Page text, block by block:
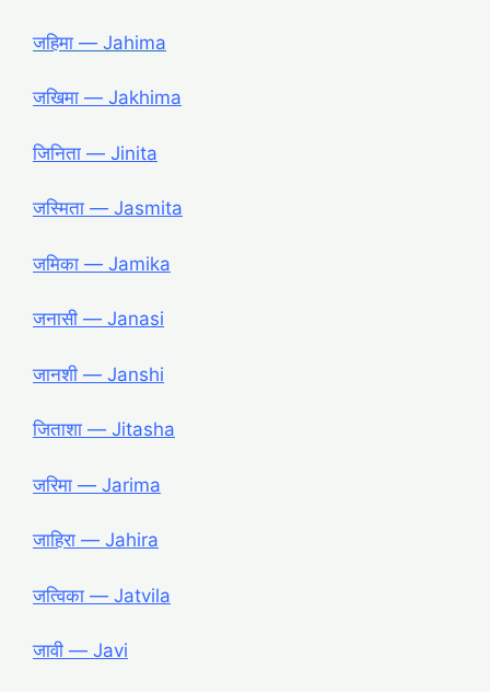
जहिमा ― Jahima
जखिमा ― Jakhima
जिनिता ― Jinita
जस्मिता ― Jasmita
जमिका ― Jamika
जनासी ― Janasi
जानशी ― Janshi
जिताशा ― Jitasha
जरिमा ― Jarima
जाहिरा ― Jahira
जत्विका ― Jatvila
जावी ― Javi